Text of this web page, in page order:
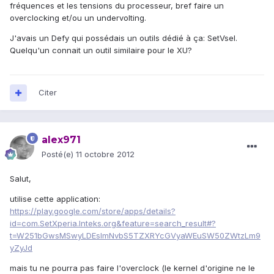
fréquences et les tensions du processeur, bref faire un
overclocking et/ou un undervolting.
J'avais un Defy qui possédais un outils dédié à ça: SetVsel.
Quelqu'un connait un outil similaire pour le XU?
Citer
alex971
Posté(e) 11 octobre 2012
Salut,
utilise cette application:
https://play.google.com/store/apps/details?
id=com.SetXperia.Inteks.org&feature=search_result#?
t=W251bGwsMSwyLDEsImNvbS5TZXRYcGVyaWEuSW50ZWtzLm9
yZyJd
mais tu ne pourra pas faire l'overclock (le kernel d'origine ne le